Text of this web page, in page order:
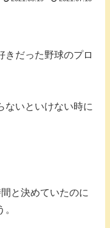
きだった野球のプロ
ないといけない時に
と決めていたのに